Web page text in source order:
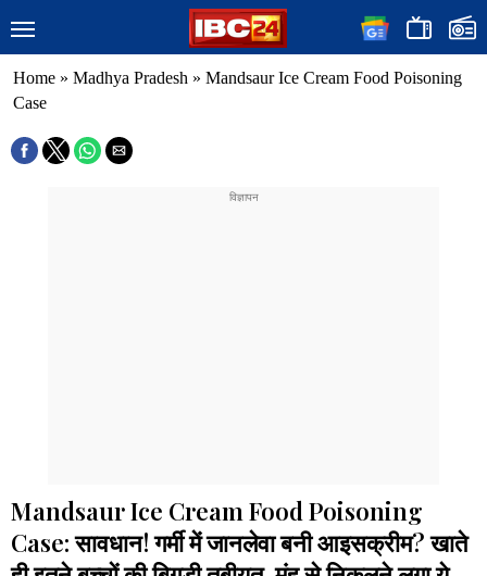
Home » Madhya Pradesh » Mandsaur Ice Cream Food Poisoning
Case
Mandsaur Ice Cream Food Poisoning
Case: सावधान! गर्मी में जानलेवा बनी आइसक्रीम? खाते